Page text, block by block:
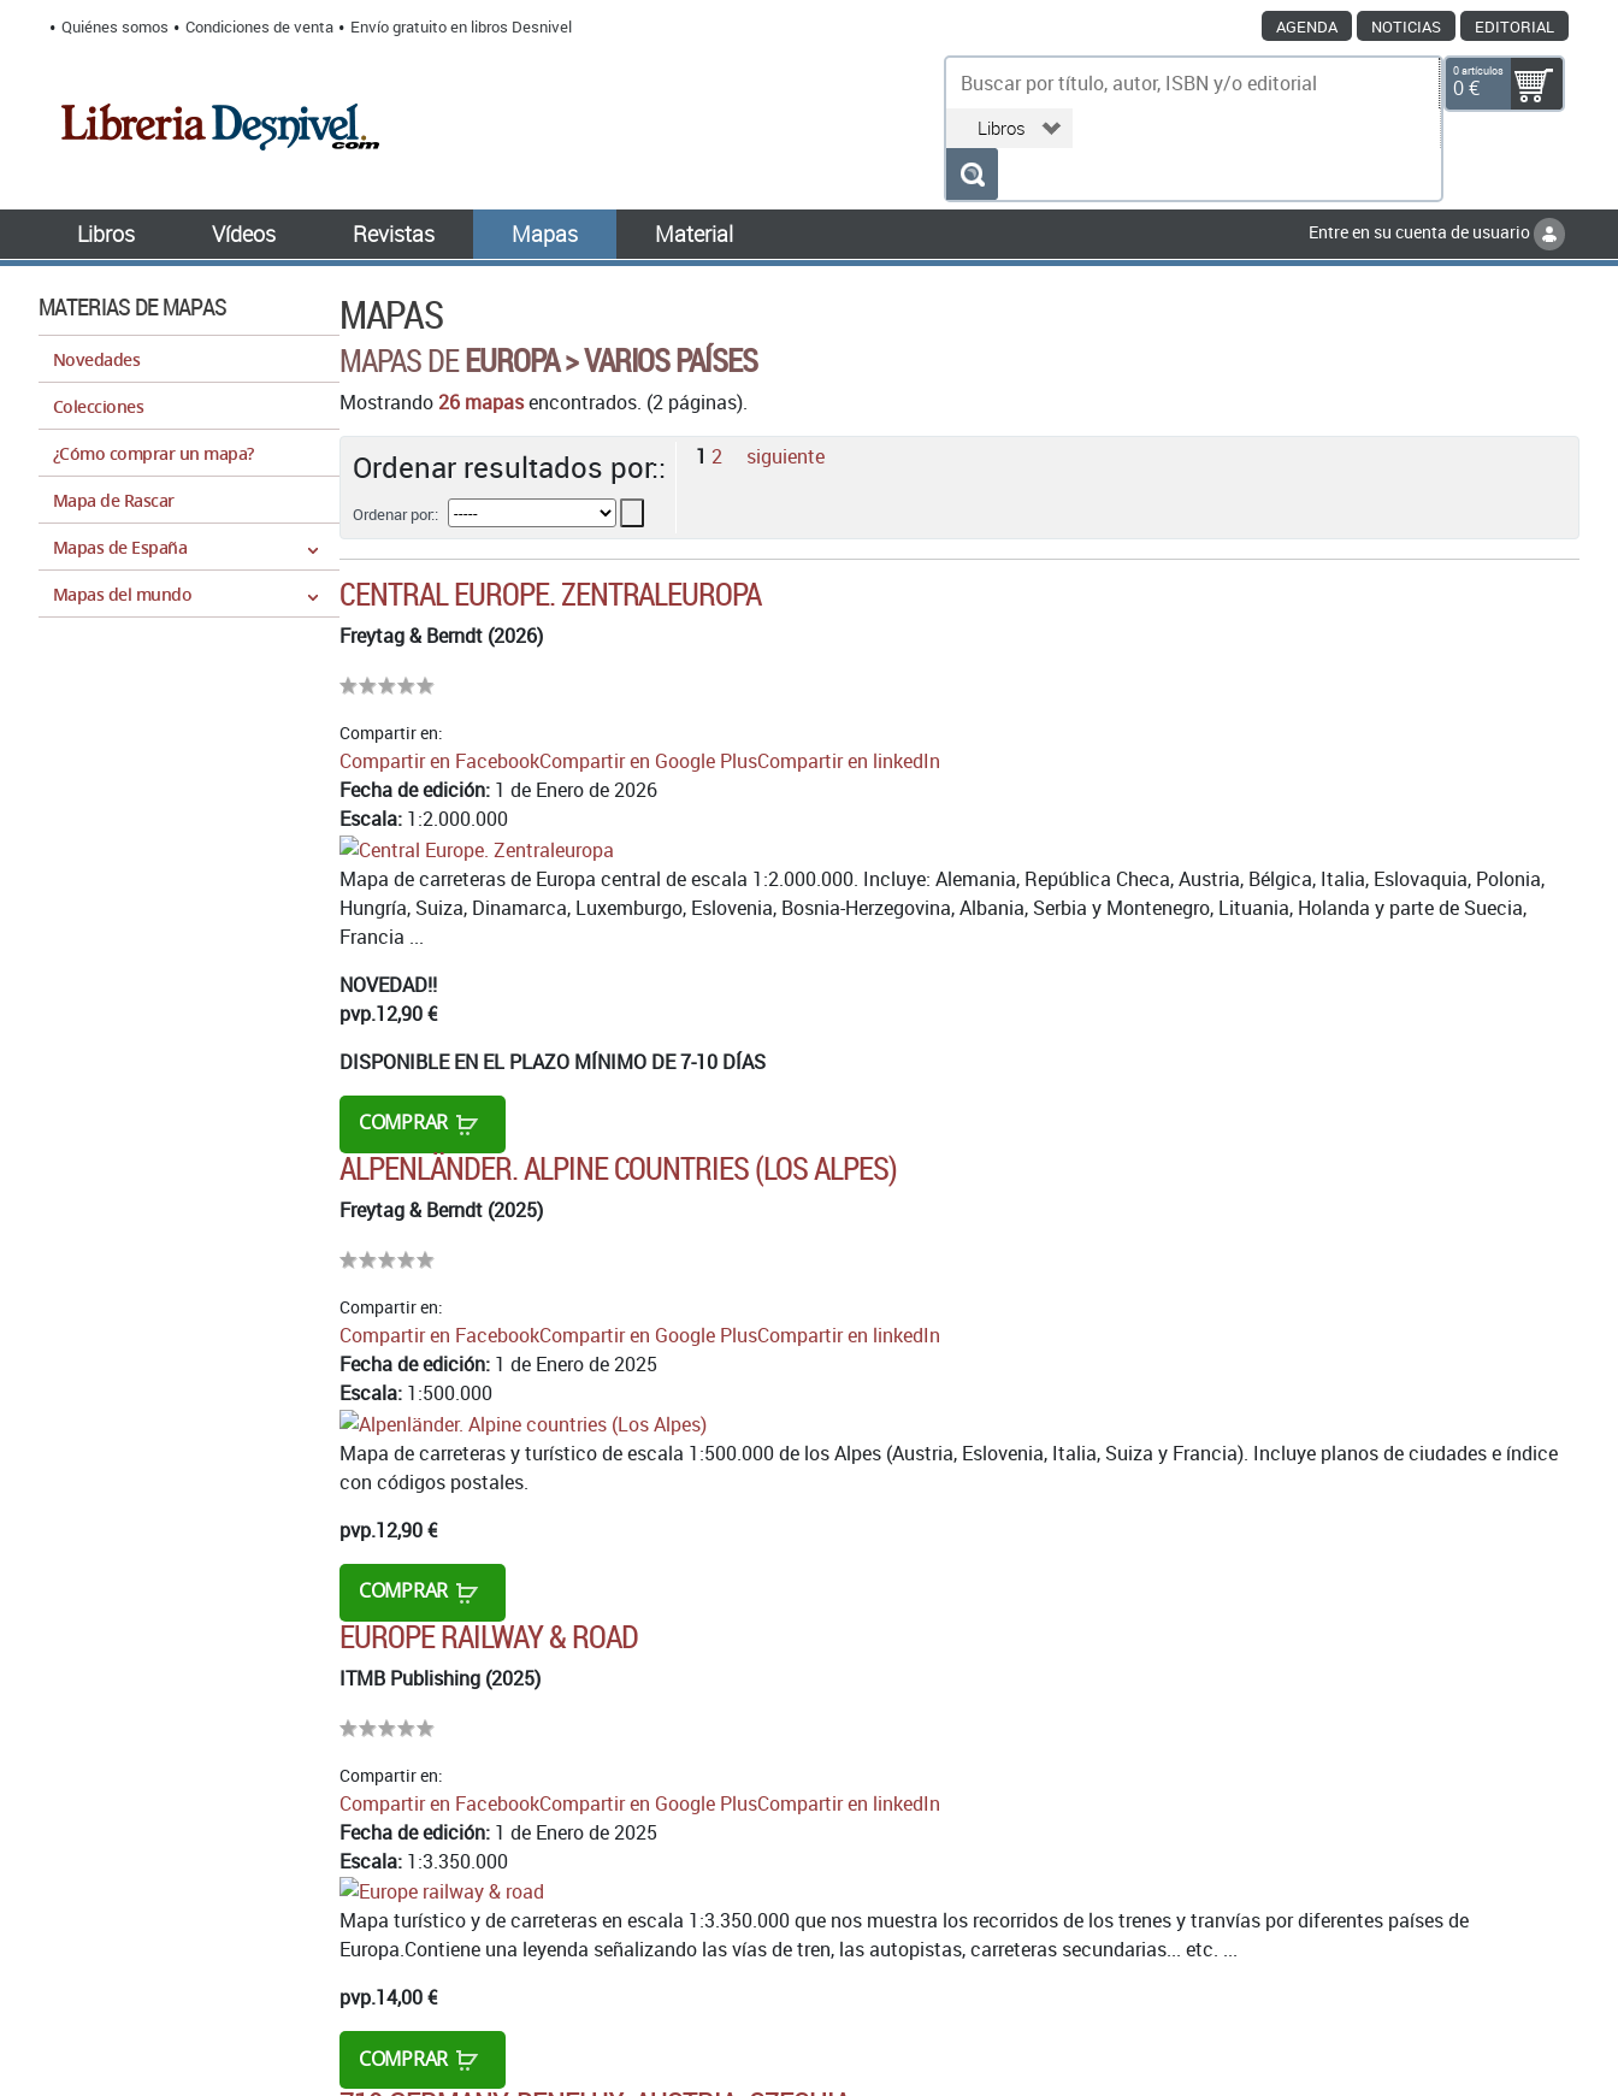
Quiénes somos Condiciones de venta Envío gratuito en libros Desnivel AGENDA NOTICIAS EDITORIAL
0 artículos
0 €
Libros Vídeos Revistas Mapas Material Entre en su cuenta de usuario
MATERIAS DE MAPAS
Novedades
Colecciones
¿Cómo comprar un mapa?
Mapa de Rascar
Mapas de España
Mapas del mundo
MAPAS
MAPAS DEEUROPA > VARIOS PAÍSES
Mostrando 26 mapasencontrados. (2 páginas).
Ordenar resultados por::
Ordenar por::
1 2 siguiente
CENTRAL EUROPE. ZENTRALEUROPA
Freytag & Berndt (2026)
Compartir en:
Compartir en FacebookCompartir en Google PlusCompartir en linkedIn
Fecha de edición: 1 de Enero de 2026
Escala: 1:2.000.000
Mapa de carreteras de Europa central de escala 1:2.000.000. Incluye: Alemania, República Checa, Austria, Bélgica, Italia, Eslovaquia, Polonia,
Hungría, Suiza, Dinamarca, Luxemburgo, Eslovenia, Bosnia-Herzegovina, Albania, Serbia y Montenegro, Lituania, Holanda y parte de Suecia,
Francia ...
NOVEDAD!!
pvp.12,90 €
DISPONIBLE EN EL PLAZO MÍNIMO DE 7-10 DÍAS
COMPRAR
ALPENLÄNDER. ALPINE COUNTRIES (LOS ALPES)
Freytag & Berndt (2025)
Compartir en:
Compartir en FacebookCompartir en Google PlusCompartir en linkedIn
Fecha de edición: 1 de Enero de 2025
Escala: 1:500.000
Mapa de carreteras y turístico de escala 1:500.000 de los Alpes (Austria, Eslovenia, Italia, Suiza y Francia). Incluye planos de ciudades e índice
con códigos postales.
pvp.12,90 €
COMPRAR
EUROPE RAILWAY & ROAD
ITMB Publishing (2025)
Compartir en:
Compartir en FacebookCompartir en Google PlusCompartir en linkedIn
Fecha de edición: 1 de Enero de 2025
Escala: 1:3.350.000
Mapa turístico y de carreteras en escala 1:3.350.000 que nos muestra los recorridos de los trenes y tranvías por diferentes países de
Europa.Contiene una leyenda señalizando las vías de tren, las autopistas, carreteras secundarias... etc. ...
pvp.14,00 €
COMPRAR